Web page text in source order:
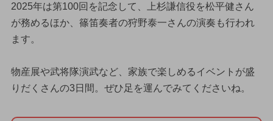
2025年は第100回を記念して、上杉謙信役を松平健さん
が務めるほか、篠笛奏者の狩野泰一さんの演奏も行われ
ます。
物産展や武将隊演武など、家族で楽しめるイベントが盛
りだくさんの3日間。ぜひ足を運んでみてくださいね。